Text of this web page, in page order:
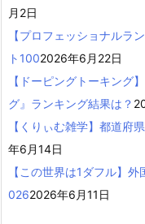
月2日
【プロフェッショナルラ
ト1002026年6月22日
【ドーピングトーキング
グ』ランキング結果は？
【くりぃむ雑学】都道府
年6月14日
【この世界は1ダフル】
0262026年6月11日